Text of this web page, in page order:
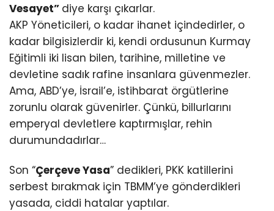
Vesayet” diye karşı çıkarlar.
AKP Yöneticileri, o kadar ihanet içindedirler, o
kadar bilgisizlerdir ki, kendi ordusunun Kurmay
Eğitimli iki lisan bilen, tarihine, milletine ve
devletine sadık rafine insanlara güvenmezler.
Ama, ABD’ye, İsrail’e, istihbarat örgütlerine
zorunlu olarak güvenirler. Çünkü, billurlarını
emperyal devletlere kaptırmışlar, rehin
durumundadırlar…
Son “Çerçeve Yasa” dedikleri, PKK katillerini
serbest bırakmak için TBMM’ye gönderdikleri
yasada, ciddi hatalar yaptılar.